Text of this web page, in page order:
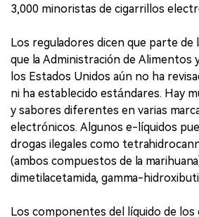
3,000 minoristas de cigarrillos
Los reguladores dicen que parte de
que la Administración de Alimentos
los Estados Unidos aún no ha
ni ha establecido estándares. Hay
y sabores diferentes en varias
electrónicos. Algunos e-líquidos
drogas ilegales como
(ambos compuestos de la
dimetilacetamida, gamma-
Los componentes del líquido de los